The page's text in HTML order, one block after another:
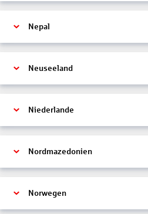
Nepal
Neuseeland
Niederlande
Nordmazedonien
Norwegen